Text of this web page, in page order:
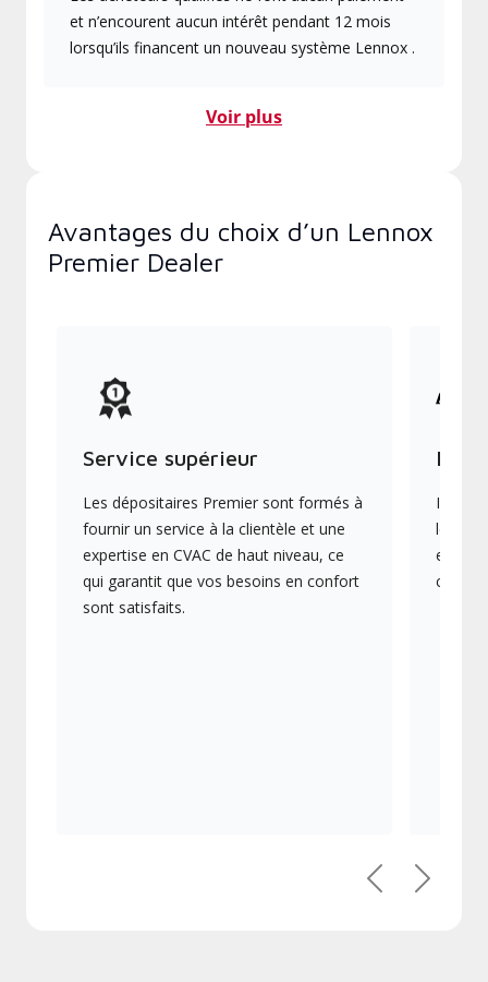
et n’encourent aucun intérêt pendant 12 mois
lorsqu’ils financent un nouveau système Lennox .
Voir plus
Avantages du choix d’un Lennox
Premier Dealer
Service supérieur
Les dépositaires Premier sont formés à
fournir un service à la clientèle et une
expertise en CVAC de haut niveau, ce
qui garantit que vos besoins en confort
sont satisfaits.
Ils
les
en
PrécédentSuivant